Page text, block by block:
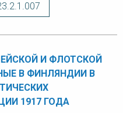
И ФЛОТСКОЙ
В ФИНЛЯНДИИ В
1917 ГОДА